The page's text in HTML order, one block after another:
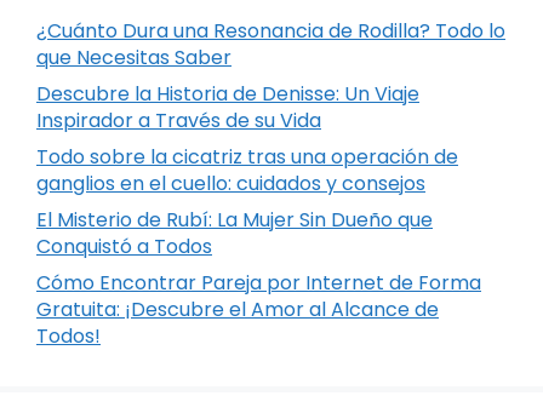
¿Cuánto Dura una Resonancia de Rodilla? Todo lo
que Necesitas Saber
Descubre la Historia de Denisse: Un Viaje
Inspirador a Través de su Vida
Todo sobre la cicatriz tras una operación de
ganglios en el cuello: cuidados y consejos
El Misterio de Rubí: La Mujer Sin Dueño que
Conquistó a Todos
Cómo Encontrar Pareja por Internet de Forma
Gratuita: ¡Descubre el Amor al Alcance de
Todos!